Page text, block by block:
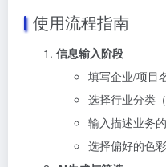
使用流程指南
信息输入阶段
填写企业/项目
选择行业分类
输入描述业务
选择偏好的色